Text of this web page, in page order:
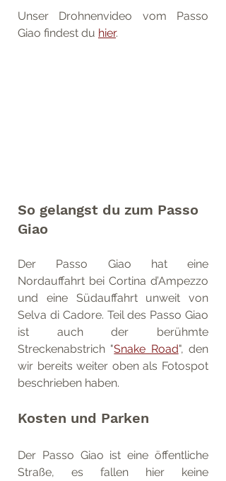
Unser Drohnenvideo vom Passo
Giao findest du hier.
So gelangst du zum Passo
Giao
Der Passo Giao hat eine
Nordauffahrt bei Cortina d’Ampezzo
und eine Südauffahrt unweit von
Selva di Cadore. Teil des Passo Giao
ist auch der berühmte
Streckenabstrich "Snake Road", den
wir bereits weiter oben als Fotospot
beschrieben haben.
Kosten und Parken
Der Passo Giao ist eine öffentliche
Straße, es fallen hier keine